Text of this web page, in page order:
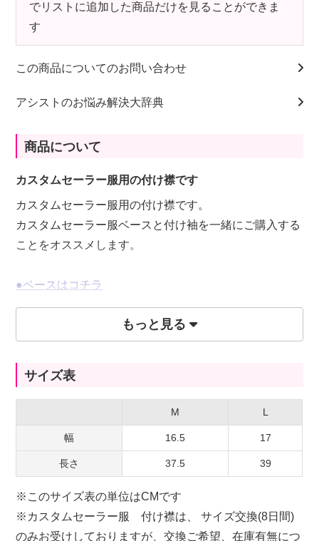
でリストに追加した商品だけを見ることができま
す
この商品についてのお問い合わせ
アシストのお悩み解決大辞典
商品について
カスタムセーラー服用の付け襟です
カスタムセーラー服用の付け襟です。
カスタムセーラー服ベースと付け袖を一緒にご購入する
ことをオススメします。
●ベースはコチラ
●付け袖はコチラ
もっと見る
サイズ表
M L
幅 16.5 17
長さ 37.5 39
※このサイズ表の単位はCMです
※カスタムセーラー服 付け襟は、 サイズ交換(8日間)
のみお受けしておりますが、交換ご希望、在庫有無につ